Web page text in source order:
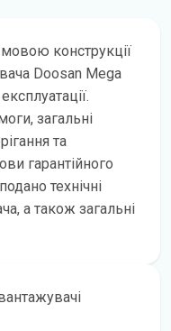
конструкції
Doosan Mega
загальні
та
гарантійного
технічні
а також загальні